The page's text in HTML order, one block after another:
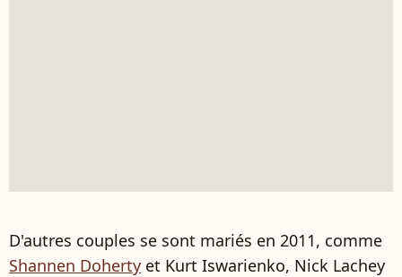
D'autres couples se sont mariés en 2011, comme
Shannen Doherty et Kurt Iswarienko, Nick Lachey